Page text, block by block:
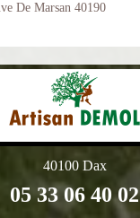
De Marsan 40190
40100 Dax
05 33 06 40 02